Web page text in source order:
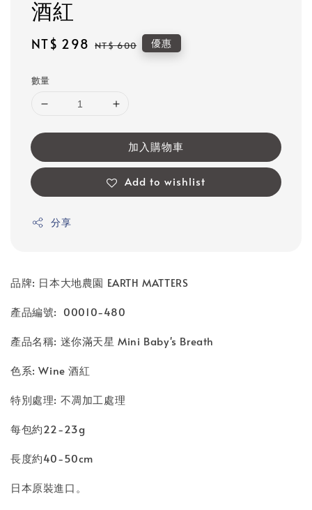
酒紅
Sale
NT$ 298 Regular
NT$ 600 優惠
數量
加入購物車
Add to wishlist
分享
品牌: 日本大地農園 EARTH MATTERS
產品編號: 00010-480
產品名稱: 迷你滿天星 Mini Baby's Breath
色系: Wine 酒紅
特別處理: 不凋加工處理
每包約22-23g
長度約40-50cm
日本原裝進口。